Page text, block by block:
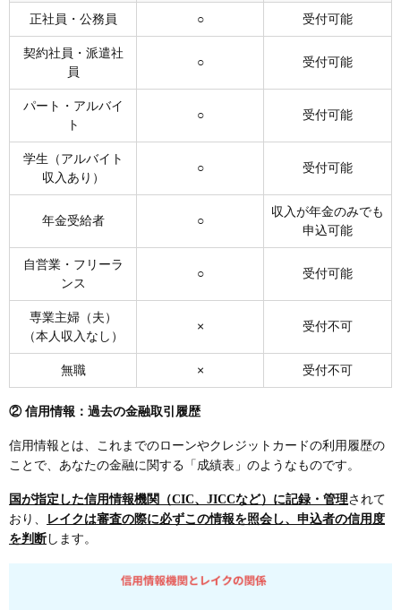
正社員・公務員 ○ 受付可能
契約社員・派遣社
員
○ 受付可能
パート・アルバイ
ト
○ 受付可能
学生（アルバイト
収入あり）
○ 受付可能
年金受給者 ○
収入が年金のみでも
申込可能
自営業・フリーラ
ンス
○ 受付可能
専業主婦（夫）
（本人収入なし）
× 受付不可
無職 × 受付不可
② 信用情報：過去の金融取引履歴
信用情報とは、これまでのローンやクレジットカードの利用履歴の
ことで、あなたの金融に関する「成績表」のようなものです。
国が指定した信用情報機関（CIC、JICCなど）に記録・管理されて
おり、
レイクは審査の際に必ずこの情報を照会し、申込者の信用度
を判断 します。